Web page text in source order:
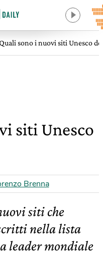
sono i nuovi siti Unesco
siti Unesco
Brenna
siti che
nella lista
leader mondiale